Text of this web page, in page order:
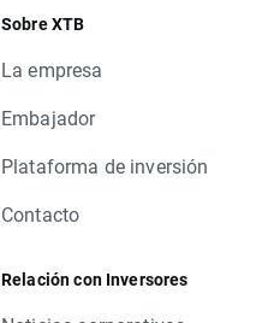
Sobre XTB
La empresa
Embajador
Plataforma de inversión
Contacto
Relación con Inversores